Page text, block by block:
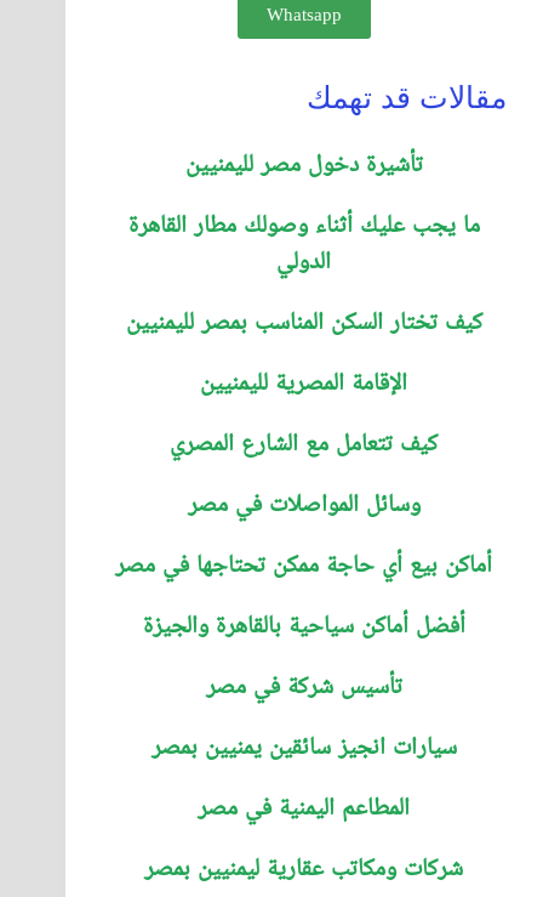
Whatsapp
مقالات قد تهمك
تأشيرة دخول مصر لليمنيين
ما يجب عليك أثناء وصولك مطار القاهرة
الدولي
كيف تختار السكن المناسب بمصر لليمنيين
الإقامة المصرية لليمنيين
كيف تتعامل مع الشارع المصري
وسائل المواصلات في مصر
أماكن بيع أي حاجة ممكن تحتاجها في مصر
أفضل أماكن سياحية بالقاهرة والجيزة
تأسيس شركة في مصر
سيارات انجيز سائقين يمنيين بمصر
المطاعم اليمنية في مصر
شركات ومكاتب عقارية ليمنيين بمصر